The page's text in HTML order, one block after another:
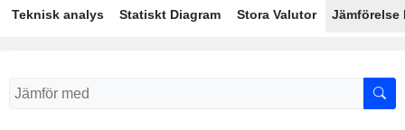
Teknisk analys Statiskt Diagram Stora Valutor Jämförelse